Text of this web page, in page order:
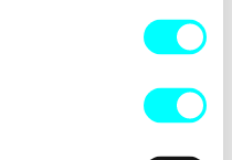
browser consolefor